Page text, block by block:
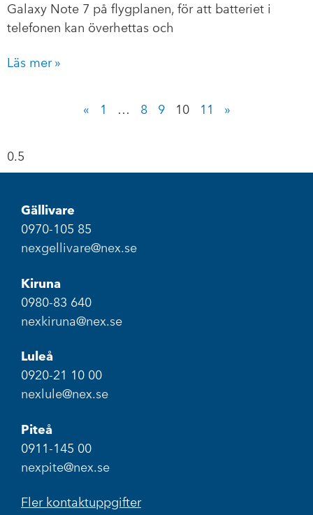
Galaxy Note 7 på flygplanen, för att batteriet i
telefonen kan överhettas och
Läs mer »
« 1 … 8 9 10 11 »
Gällivare
0970-105 85
nexgellivare@nex.se
Kiruna
0980-83 640
nexkiruna@nex.se
Luleå
0920-21 10 00
nexlule@nex.se
Piteå
0911-145 00
nexpite@nex.se
Fler kontaktuppgifter